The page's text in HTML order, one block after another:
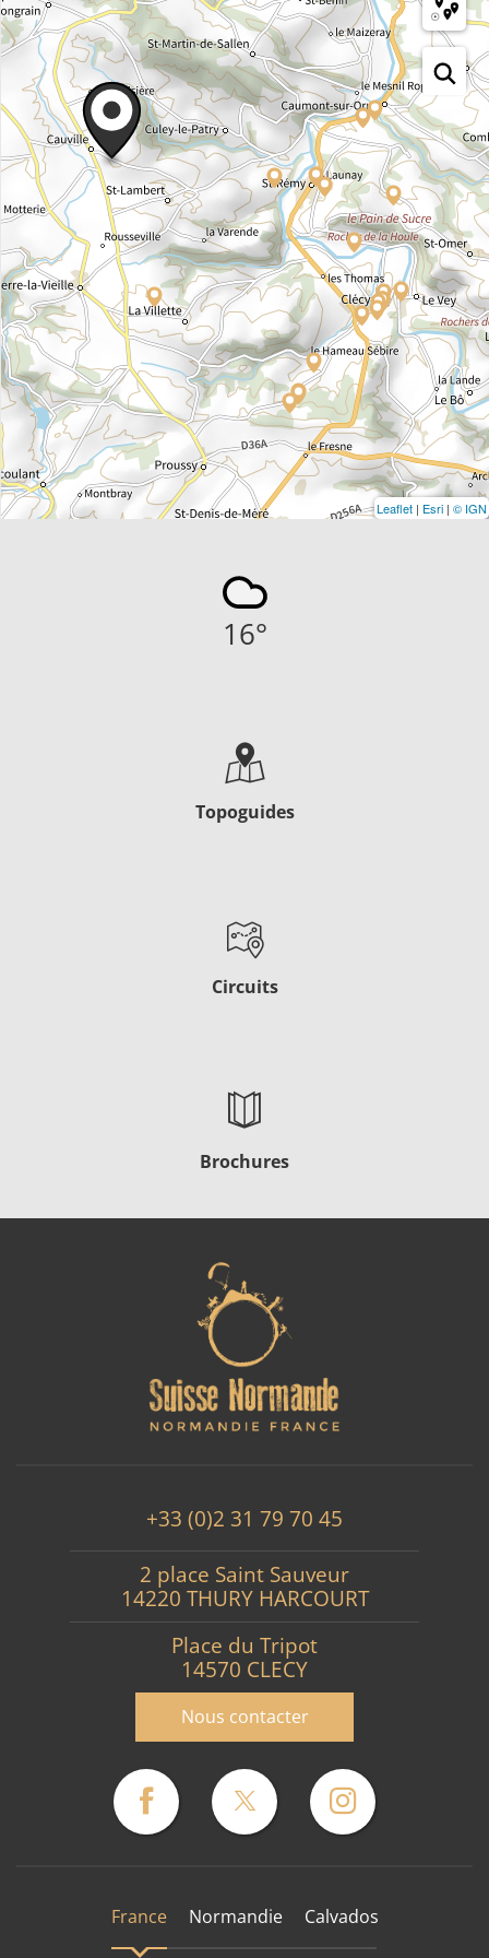
Leaflet | Esri | © IGN
16°
Topoguides
Circuits
Brochures
+33 (0)2 31 79 70 45
2 place Saint Sauveur
14220 THURY HARCOURT
Place du Tripot
14570 CLECY
Nous contacter
France Normandie Calvados